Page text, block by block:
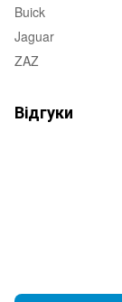
Buick
Jaguar
ZAZ
Відгуки